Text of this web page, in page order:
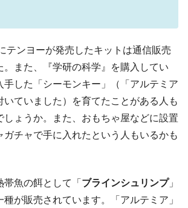
テンヨーが発売したキットは通信販売
。また、『学研の科学』を購入してい
手した「シーモンキー」（「アルテミア
いていました）を育てたことがある人も
しょうか。また、おもちゃ屋などに設置
ガチャで手に入れたという人もいるかも
魚の餌として「 ブラインシュリンプ」
種が販売されています。「アルテミア」